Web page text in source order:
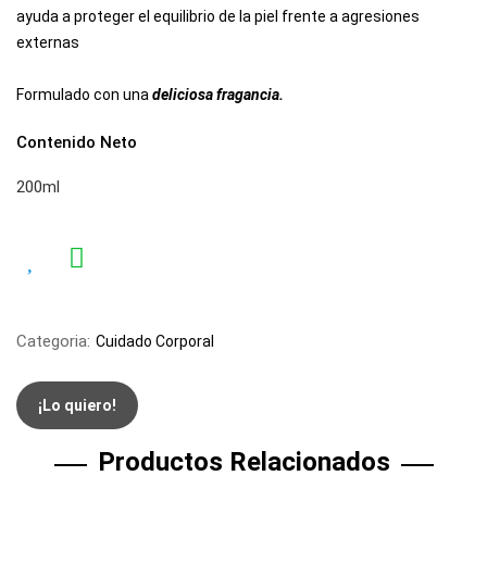
ayuda a proteger el equilibrio de la piel frente a agresiones
externas
Formulado con una deliciosa fragancia.
Contenido Neto
200ml
Categoria: Cuidado Corporal
¡Lo quiero!
Productos Relacionados